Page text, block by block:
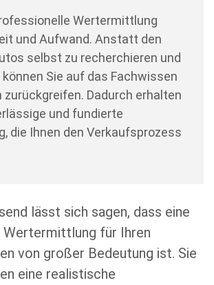
Wertermittlung
und Aufwand. Anstatt den
selbst zu recherchieren und
Sie auf das Fachwissen
zurückgreifen. Dadurch erhalten
und fundierte
die Ihnen den Verkaufsprozess
lässt sich sagen, dass eine
für Ihren
von großer Bedeutung ist. Sie
eine realistische